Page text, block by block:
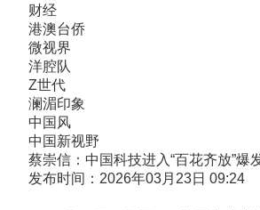
财经
港澳台侨
微视界
洋腔队
Z世代
澜湄印象
中国风
中国新视野
蔡崇信：中国科技进入“百花齐放”爆
发布时间：2026年03月23日 09:24